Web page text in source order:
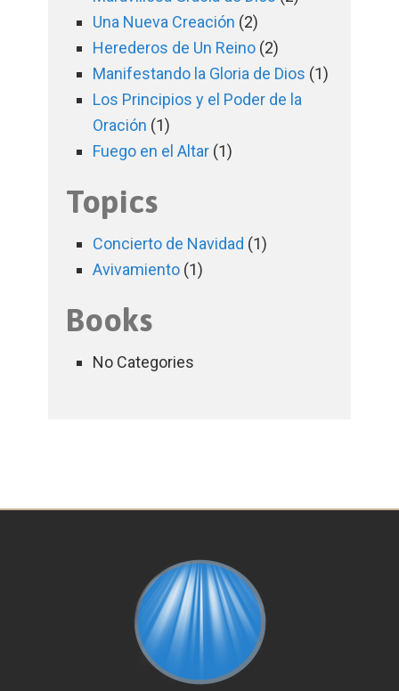
Una Nueva Creación (2)
Herederos de Un Reino (2)
Manifestando la Gloria de Dios (1)
Los Principios y el Poder de la
Oración (1)
Fuego en el Altar (1)
Topics
Concierto de Navidad (1)
Avivamiento (1)
Books
No Categories